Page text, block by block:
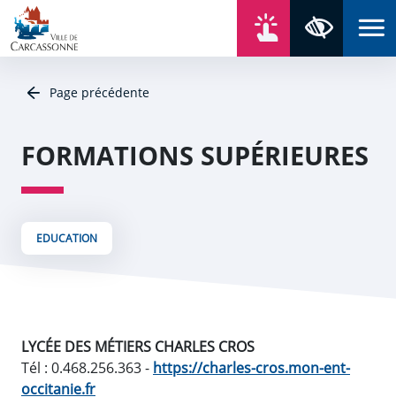
Aller au contenu
Aller au menu
Aller au plan du site
Aller à la recherche
Page précédente
FORMATIONS SUPÉRIEURES
EDUCATION
LYCÉE DES MÉTIERS CHARLES CROS
Tél : 0.468.256.363 - https://charles-cros.mon-ent-
occitanie.fr
Panneau de gestion des cookies